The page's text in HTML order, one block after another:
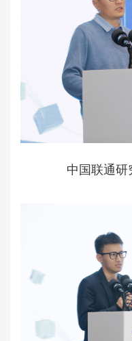
中国联通研